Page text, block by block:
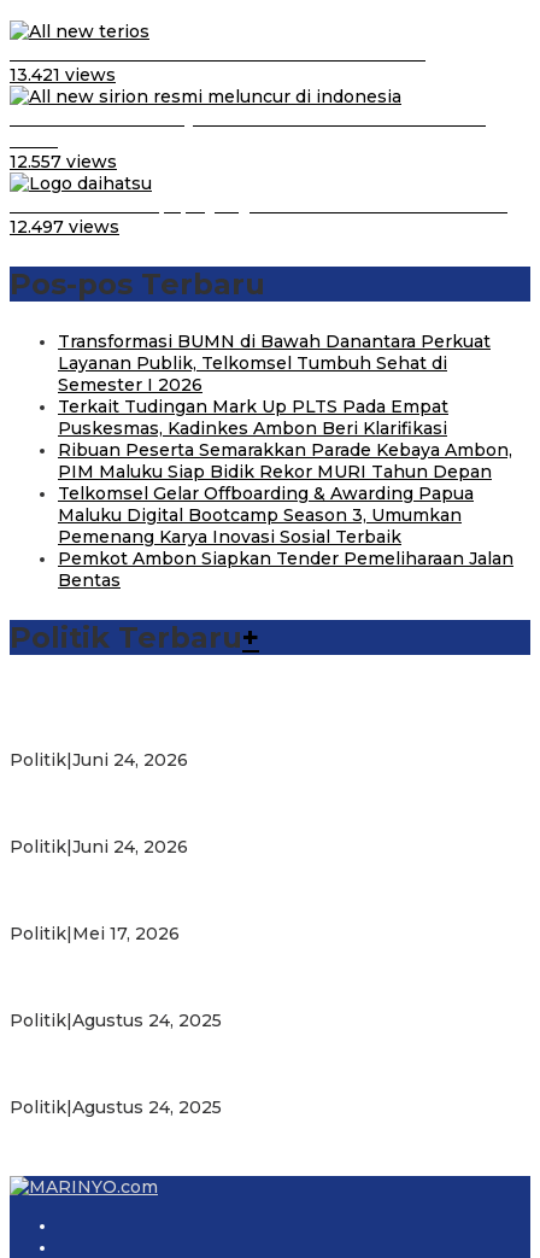
13.421 views
12.557 views
12.497 views
Pos-pos Terbaru
Transformasi BUMN di Bawah Danantara Perkuat
Layanan Publik, Telkomsel Tumbuh Sehat di
Semester I 2026
Terkait Tudingan Mark Up PLTS Pada Empat
Puskesmas, Kadinkes Ambon Beri Klarifikasi
Ribuan Peserta Semarakkan Parade Kebaya Ambon,
PIM Maluku Siap Bidik Rekor MURI Tahun Depan
Telkomsel Gelar Offboarding & Awarding Papua
Maluku Digital Bootcamp Season 3, Umumkan
Pemenang Karya Inovasi Sosial Terbaik
Pemkot Ambon Siapkan Tender Pemeliharaan Jalan
Bentas
Politik Terbaru+
Politik Juni 24, 2026
Politik Juni 24, 2026
Politik Mei 17, 2026
Politik Agustus 24, 2025
Politik Agustus 24, 2025